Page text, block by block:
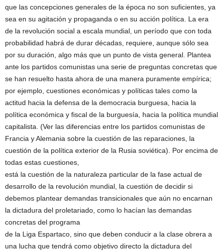
que las concepciones generales de la época no son suficientes, ya
sea en su agitación y propaganda o en su acción política. La era
de la revolución social a escala mundial, un período que con toda
probabilidad habrá de durar décadas, requiere, aunque sólo sea
por su duración, algo más que un punto de vista general. Plantea
ante los partidos comunistas una serie de preguntas concretas que
se han resuelto hasta ahora de una manera puramente empírica;
por ejemplo, cuestiones económicas y políticas tales como la
actitud hacia la defensa de la democracia burguesa, hacia la
política económica y fiscal de la burguesía, hacia la política mundial
capitalista. (Ver las diferencias entre los partidos comunistas de
Francia y Alemania sobre la cuestión de las reparaciones, la
cuestión de la política exterior de la Rusia soviética). Por encima de
todas estas cuestiones,
está la cuestión de la naturaleza particular de la fase actual de
desarrollo de la revolución mundial, la cuestión de decidir si
debemos plantear demandas transicionales que aún no encarnan
la dictadura del proletariado, como lo hacían las demandas
concretas del programa
de la Liga Espartaco, sino que deben conducir a la clase obrera a
una lucha que tendrá como objetivo directo la dictadura del